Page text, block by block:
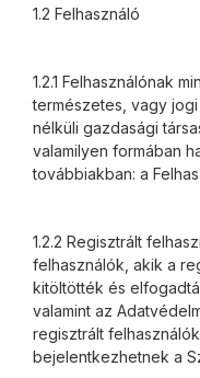
1.2 Felhasználó
1.2.1 Felhasználónak
természetes, vagy
nélküli gazdasági
valamilyen formában
továbbiakban: a
1.2.2 Regisztrált
felhasználók, akik a
kitöltötték és
valamint az
regisztrált
bejelentkezhetnek a